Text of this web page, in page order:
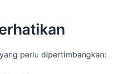
perlu dipertimbangkan: